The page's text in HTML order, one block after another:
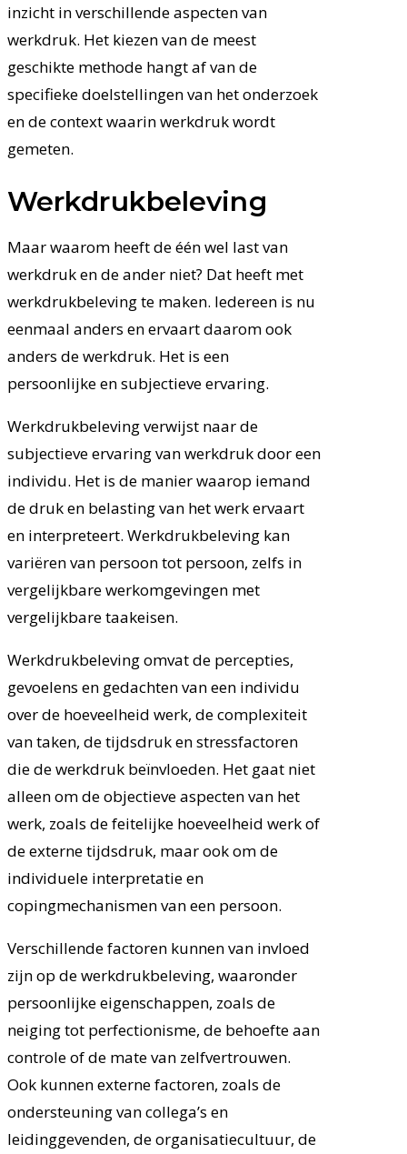
inzicht in verschillende aspecten van
werkdruk. Het kiezen van de meest
geschikte methode hangt af van de
specifieke doelstellingen van het onderzoek
en de context waarin werkdruk wordt
gemeten.
Werkdrukbeleving
Maar waarom heeft de één wel last van
werkdruk en de ander niet? Dat heeft met
werkdrukbeleving te maken. Iedereen is nu
eenmaal anders en ervaart daarom ook
anders de werkdruk. Het is een
persoonlijke en subjectieve ervaring.
Werkdrukbeleving verwijst naar de
subjectieve ervaring van werkdruk door een
individu. Het is de manier waarop iemand
de druk en belasting van het werk ervaart
en interpreteert. Werkdrukbeleving kan
variëren van persoon tot persoon, zelfs in
vergelijkbare werkomgevingen met
vergelijkbare taakeisen.
Werkdrukbeleving omvat de percepties,
gevoelens en gedachten van een individu
over de hoeveelheid werk, de complexiteit
van taken, de tijdsdruk en stressfactoren
die de werkdruk beïnvloeden. Het gaat niet
alleen om de objectieve aspecten van het
werk, zoals de feitelijke hoeveelheid werk of
de externe tijdsdruk, maar ook om de
individuele interpretatie en
copingmechanismen van een persoon.
Verschillende factoren kunnen van invloed
zijn op de werkdrukbeleving, waaronder
persoonlijke eigenschappen, zoals de
neiging tot perfectionisme, de behoefte aan
controle of de mate van zelfvertrouwen.
Ook kunnen externe factoren, zoals de
ondersteuning van collega’s en
leidinggevenden, de organisatiecultuur, de